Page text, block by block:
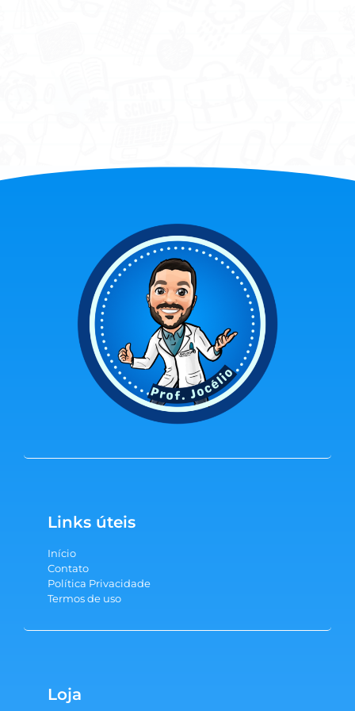
Links úteis
Início
Contato
Política Privacidade
Termos de uso
Loja